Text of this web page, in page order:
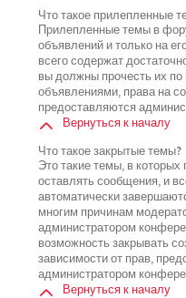
Что такое прилепленные
Прилепленные темы в
объявлений и только на
всего содержат
вы должны прочесть их по
объявлениями, права на
предоставляются
Вернуться к началу
Что такое закрытые темы?
Это такие темы, в
оставлять сообщения, и
автоматически
многим причинам
администратором
возможность закрывать
зависимости от прав,
администратором
Вернуться к началу